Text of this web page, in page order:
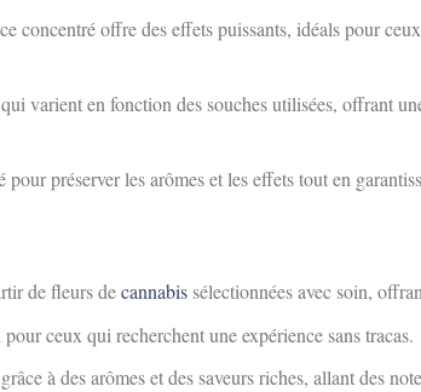
concentré offre des effets puissants, idéals pour
varient en fonction des souches utilisées, offrant
préserver les arômes et les effets tout en
de fleurs decannabissélectionnées avec soin,
ceux qui recherchent une expérience sans tracas.
à des arômes et des saveurs riches, allant des